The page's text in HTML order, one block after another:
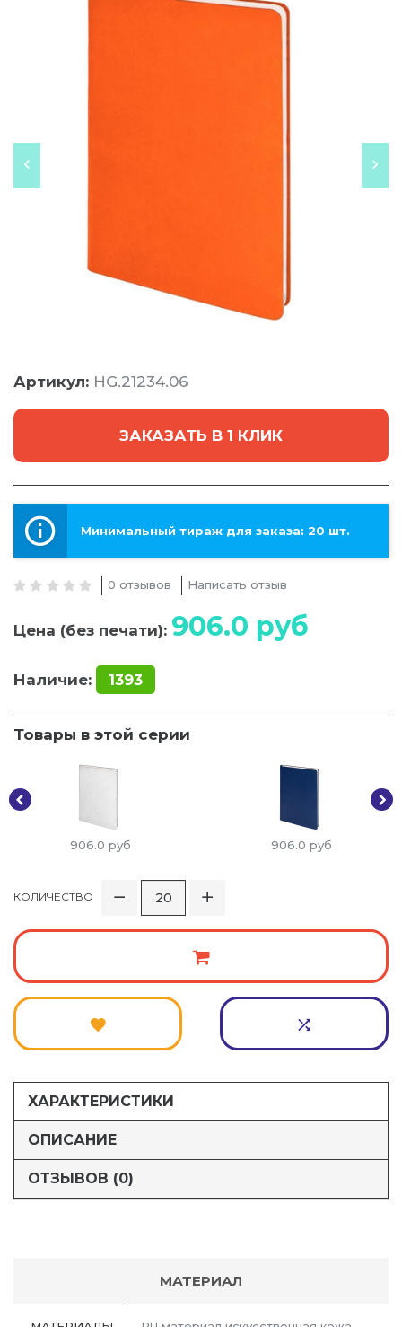
Артикул: HG.21234.06
ЗАКАЗАТЬ В 1 КЛИК
Минимальный тираж для заказа: 20 шт.
0 отзывов Написать отзыв
Цена (без печати): 906.0 руб
Наличие: 1393
Товары в этой серии
906.0 руб 906.0 руб
КОЛИЧЕСТВО
ХАРАКТЕРИСТИКИ
ОПИСАНИЕ
ОТЗЫВОВ (0)
МАТЕРИАЛ